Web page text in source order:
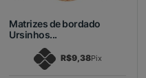
Matrizes de bordado
Ursinhos...
R$9,38Pix